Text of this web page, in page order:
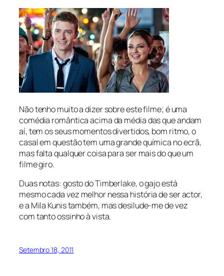
Não tenho muito a dizer sobre este filme; é uma
comédia romântica acima da média das que andam
aí, tem os seus momentos divertidos, bom ritmo, o
casal em questão tem uma grande química no ecrã,
mas falta qualquer coisa para ser mais do que um
filme giro.
Duas notas: gosto do Timberlake, o gajo está
mesmo cada vez melhor nessa história de ser actor,
e a Mila Kunis também, mas desilude-me de vez
com tanto ossinho à vista.
Setembro 18, 2011